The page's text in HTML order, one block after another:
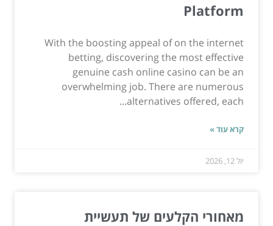
Platform
With the boosting appeal of on the internet
betting, discovering the most effective
genuine cash online casino can be an
overwhelming job. There are numerous
alternatives offered, each...
קרא עוד »
יול 12, 2026
מאחורי הקלעים של תעשיית